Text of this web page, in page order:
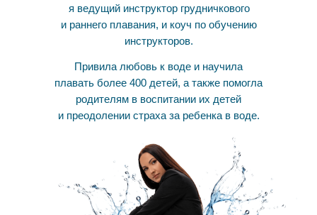
Привила любовь к воде и научила
плавать более 400 детей, а также помогла
родителям в воспитании их детей
и преодолении страха за ребенка в воде.
я ведущий инструктор грудничкового
и раннего плавания, и коуч по обучению
инструкторов.